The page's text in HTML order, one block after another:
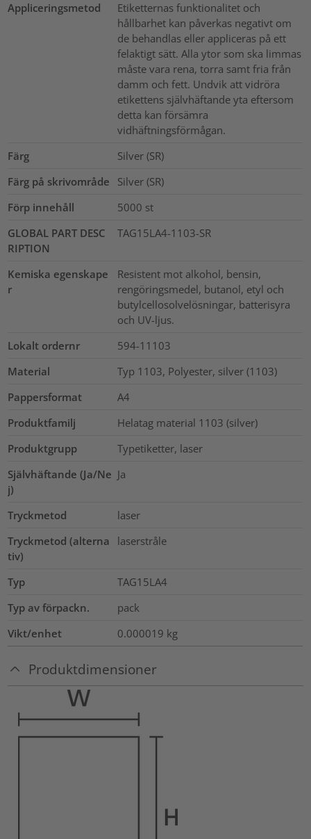
Appliceringsmetod
Etiketternas funktionalitet och
hållbarhet kan påverkas negativt om
de behandlas eller appliceras på ett
felaktigt sätt. Alla ytor som ska limmas
måste vara rena, torra samt fria från
damm och fett. Undvik att vidröra
etikettens självhäftande yta eftersom
detta kan försämra
vidhäftningsförmågan.
Färg
Silver (SR)
Färg på skrivområde
Silver (SR)
Förp innehåll
5000 st
GLOBAL PART DESC
RIPTION
TAG15LA4-1103-SR
Kemiska egenskape
r
Resistent mot alkohol, bensin,
rengöringsmedel, butanol, etyl och
butylcellosolvelösningar, batterisyra
och UV-ljus.
Lokalt ordernr
594-11103
Material
Typ 1103, Polyester, silver (1103)
Pappersformat
A4
Produktfamilj
Helatag material 1103 (silver)
Produktgrupp
Typetiketter, laser
Självhäftande (Ja/Ne
j)
Ja
Tryckmetod
laser
Tryckmetod (alterna
tiv)
laserstråle
Typ
TAG15LA4
Typ av förpackn.
pack
Vikt/enhet
0.000019 kg
Produktdimensioner